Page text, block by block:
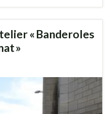
« Banderoles
»